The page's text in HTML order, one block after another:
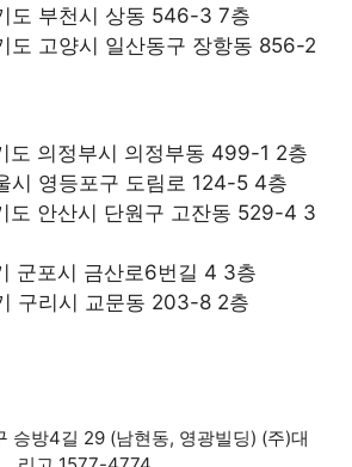
도 부천시 상동 546-3 7층
도 고양시 일산동구 장항동 856-2
도 의정부시 의정부동 499-1 2층
시 영등포구 도림로 124-5 4층
도 안산시 단원구 고잔동 529-4 3
군포시 금산로6번길 4 3층
구리시 교문동 203-8 2층
승방4길 29 (남현동, 영광빌딩) (주)대